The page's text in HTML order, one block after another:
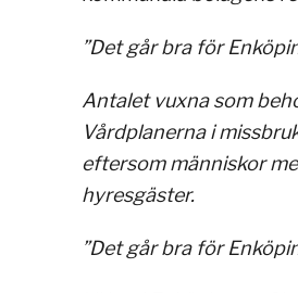
”Det går bra för
Antalet vuxna som
Vårdplanerna i
eftersom människor
hyresgäster.
”Det går bra för